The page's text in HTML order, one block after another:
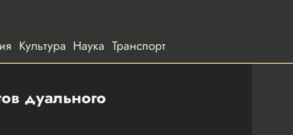
Культура Наука Транспорт
дуального